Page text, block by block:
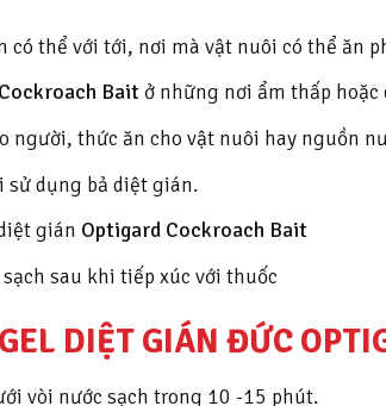
thể với tới, nơi mà vật nuôi có thể ăn
Bait ở những nơi ẩm thấp
người, thức ăn cho vật nuôi hay nguồn
dụng bả diệt gián.
gián Optigard Cockroach Bait
sau khi tiếp xúc với thuốc
DIỆT GIÁN ĐỨC
vòi nước sạch trong 10 -15 phút.